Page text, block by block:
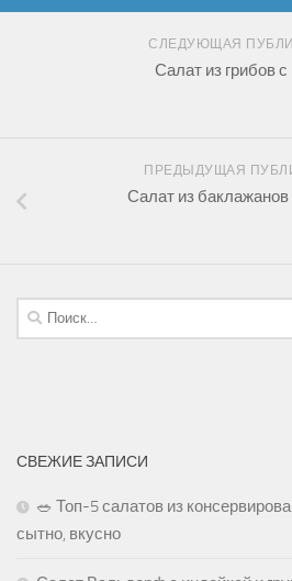
СЛЕДУЮЩАЯ
Салат из грибов
ПРЕДЫДУЩАЯ
Салат из баклажанов
Найти:
СВЕЖИЕ ЗАПИСИ
🥗 Топ-5 салатов из
сытно, вкусно